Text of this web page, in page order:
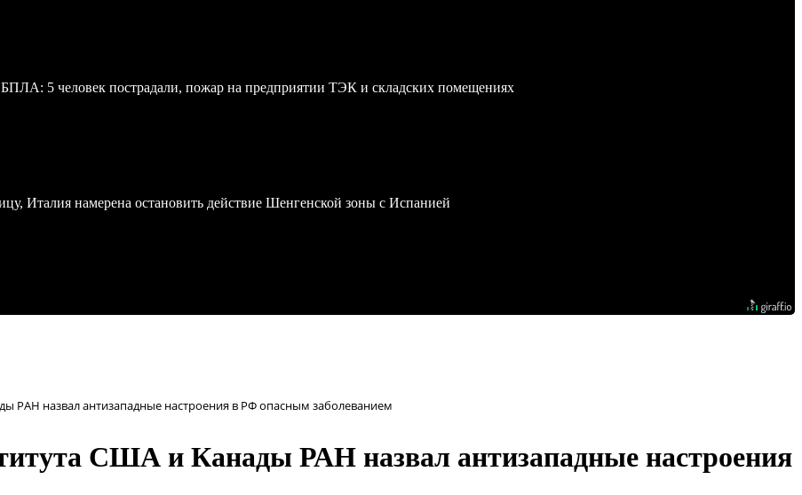
БПЛА: 5 человек пострадали, пожар на предприятии ТЭК и складских помещениях
Италия намерена остановить действие Шенгенской зоны с Испанией
РАН назвал антизападные настроения в РФ опасным заболеванием
США и Канады РАН назвал антизападные настроения